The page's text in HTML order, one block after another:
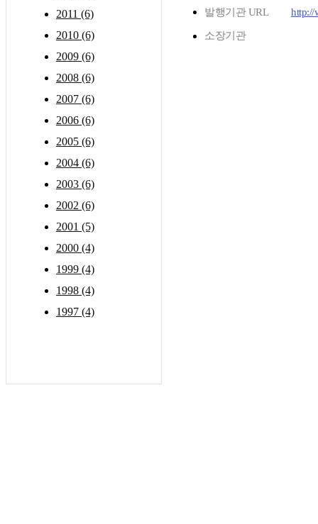
2011 (6)
2010 (6)
2009 (6)
2008 (6)
2007 (6)
2006 (6)
2005 (6)
2004 (6)
2003 (6)
2002 (6)
2001 (5)
2000 (4)
1999 (4)
1998 (4)
1997 (4)
발행기관 URL http://
소장기관